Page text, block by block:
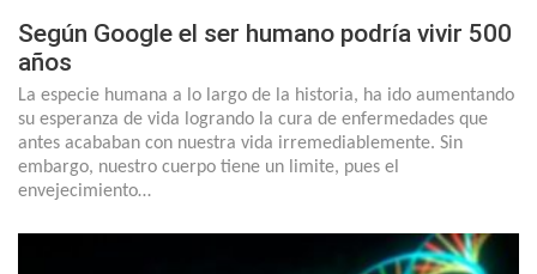
Según Google el ser humano podría vivir 500
años
La especie humana a lo largo de la historia, ha ido aumentando
su esperanza de vida logrando la cura de enfermedades que
antes acababan con nuestra vida irremediablemente. Sin
embargo, nuestro cuerpo tiene un limite, pues el
envejecimiento…